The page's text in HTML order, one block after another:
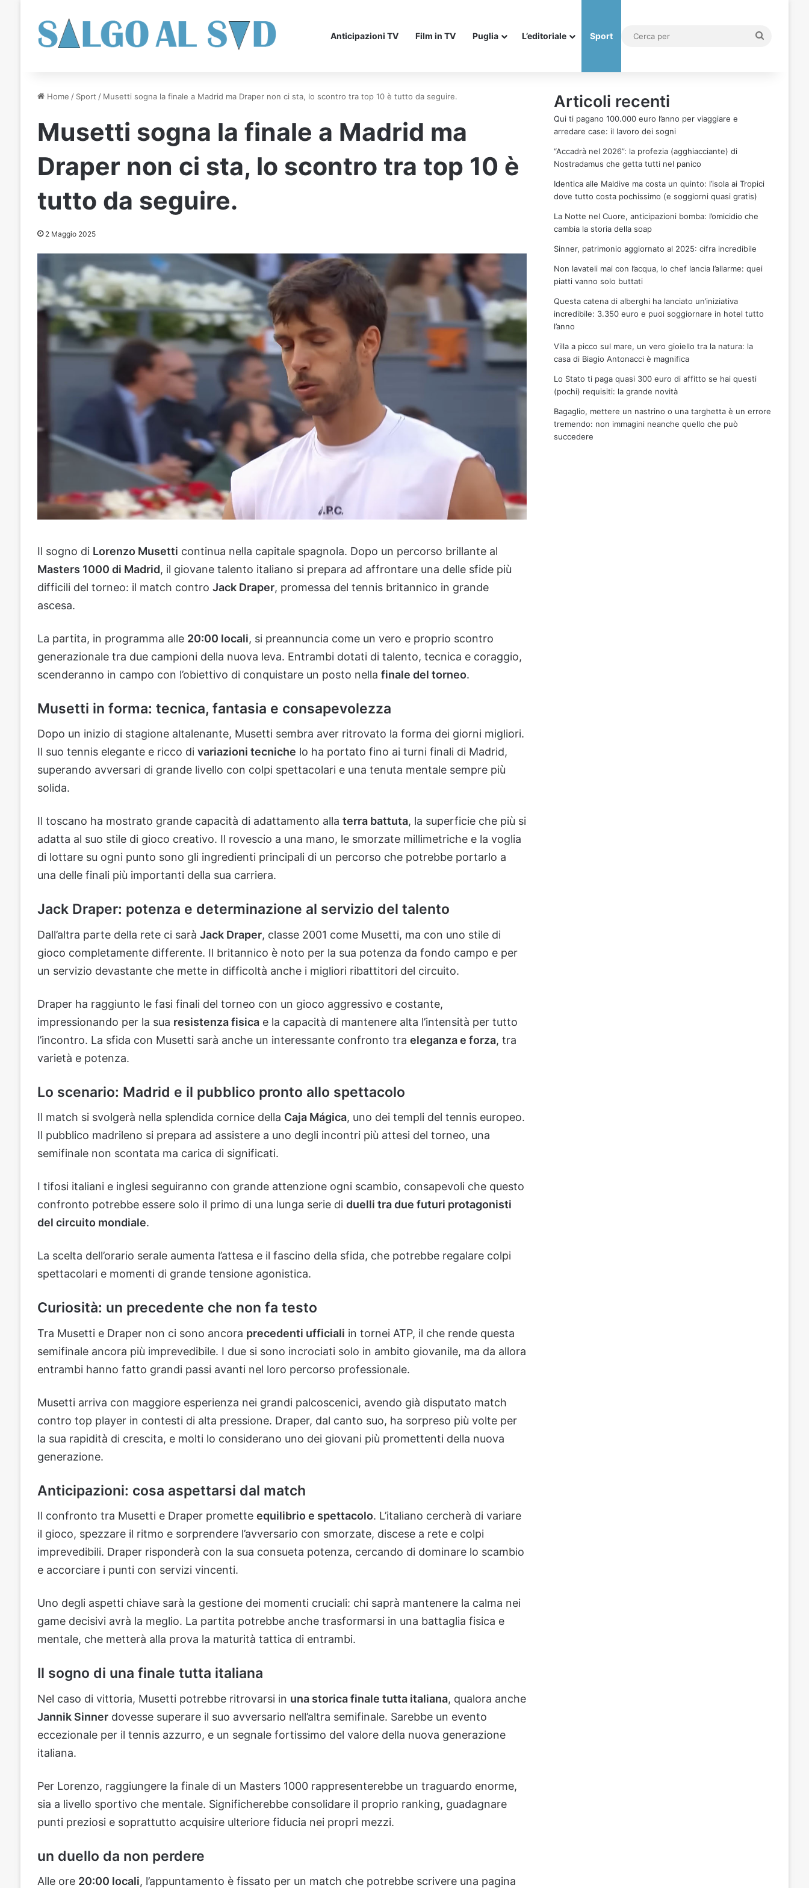
Anticipazioni TV Film in TV Puglia L’editoriale Sport
Cerca
Home / Sport / Musetti sogna la finale a Madrid ma Draper non ci sta, lo scontro tra top 10 è tutto da seguire.
Musetti sogna la finale a Madrid ma
Draper non ci sta, lo scontro tra top 10 è
tutto da seguire.
2 Maggio 2025
Il sogno di Lorenzo Musetti continua nella capitale spagnola. Dopo un percorso brillante al
Masters 1000 di Madrid, il giovane talento italiano si prepara ad affrontare una delle sfide più
difficili del torneo: il match contro Jack Draper, promessa del tennis britannico in grande
ascesa.
La partita, in programma alle 20:00 locali, si preannuncia come un vero e proprio scontro
generazionale tra due campioni della nuova leva. Entrambi dotati di talento, tecnica e coraggio,
scenderanno in campo con l’obiettivo di conquistare un posto nella finale del torneo.
Musetti in forma: tecnica, fantasia e consapevolezza
Dopo un inizio di stagione altalenante, Musetti sembra aver ritrovato la forma dei giorni migliori.
Il suo tennis elegante e ricco di variazioni tecniche lo ha portato fino ai turni finali di Madrid,
superando avversari di grande livello con colpi spettacolari e una tenuta mentale sempre più
solida.
Il toscano ha mostrato grande capacità di adattamento alla terra battuta, la superficie che più si
adatta al suo stile di gioco creativo. Il rovescio a una mano, le smorzate millimetriche e la voglia
di lottare su ogni punto sono gli ingredienti principali di un percorso che potrebbe portarlo a
una delle finali più importanti della sua carriera.
Jack Draper: potenza e determinazione al servizio del talento
Dall’altra parte della rete ci sarà Jack Draper, classe 2001 come Musetti, ma con uno stile di
gioco completamente differente. Il britannico è noto per la sua potenza da fondo campo e per
un servizio devastante che mette in difficoltà anche i migliori ribattitori del circuito.
Draper ha raggiunto le fasi finali del torneo con un gioco aggressivo e costante,
impressionando per la sua resistenza fisicae la capacità di mantenere alta l’intensità per tutto
l’incontro. La sfida con Musetti sarà anche un interessante confronto tra eleganza e forza, tra
varietà e potenza.
Lo scenario: Madrid e il pubblico pronto allo spettacolo
Il match si svolgerà nella splendida cornice della Caja Mágica, uno dei templi del tennis europeo.
Il pubblico madrileno si prepara ad assistere a uno degli incontri più attesi del torneo, una
semifinale non scontata ma carica di significati.
I tifosi italiani e inglesi seguiranno con grande attenzione ogni scambio, consapevoli che questo
confronto potrebbe essere solo il primo di una lunga serie di duelli tra due futuri protagonisti
del circuito mondiale.
La scelta dell’orario serale aumenta l’attesa e il fascino della sfida, che potrebbe regalare colpi
spettacolari e momenti di grande tensione agonistica.
Curiosità: un precedente che non fa testo
Tra Musetti e Draper non ci sono ancora precedenti ufficiali in tornei ATP, il che rende questa
semifinale ancora più imprevedibile. I due si sono incrociati solo in ambito giovanile, ma da allora
entrambi hanno fatto grandi passi avanti nel loro percorso professionale.
Musetti arriva con maggiore esperienza nei grandi palcoscenici, avendo già disputato match
contro top player in contesti di alta pressione. Draper, dal canto suo, ha sorpreso più volte per
la sua rapidità di crescita, e molti lo considerano uno dei giovani più promettenti della nuova
generazione.
Anticipazioni: cosa aspettarsi dal match
Il confronto tra Musetti e Draper promette equilibrio e spettacolo. L’italiano cercherà di variare
il gioco, spezzare il ritmo e sorprendere l’avversario con smorzate, discese a rete e colpi
imprevedibili. Draper risponderà con la sua consueta potenza, cercando di dominare lo scambio
e accorciare i punti con servizi vincenti.
Uno degli aspetti chiave sarà la gestione dei momenti cruciali: chi saprà mantenere la calma nei
game decisivi avrà la meglio. La partita potrebbe anche trasformarsi in una battaglia fisica e
mentale, che metterà alla prova la maturità tattica di entrambi.
Il sogno di una finale tutta italiana
Nel caso di vittoria, Musetti potrebbe ritrovarsi in una storica finale tutta italiana, qualora anche
Jannik Sinnerdovesse superare il suo avversario nell’altra semifinale. Sarebbe un evento
eccezionale per il tennis azzurro, e un segnale fortissimo del valore della nuova generazione
italiana.
Per Lorenzo, raggiungere la finale di un Masters 1000 rappresenterebbe un traguardo enorme,
sia a livello sportivo che mentale. Significherebbe consolidare il proprio ranking, guadagnare
punti preziosi e soprattutto acquisire ulteriore fiducia nei propri mezzi.
un duello da non perdere
Alle ore 20:00 locali, l’appuntamento è fissato per un match che potrebbe scrivere una pagina
Articoli recenti
Qui ti pagano 100.000 euro l’anno per viaggiare e
arredare case: il lavoro dei sogni
“Accadrà nel 2026”: la profezia (agghiacciante) di
Nostradamus che getta tutti nel panico
Identica alle Maldive ma costa un quinto: l’isola ai Tropici
dove tutto costa pochissimo (e soggiorni quasi gratis)
La Notte nel Cuore, anticipazioni bomba: l’omicidio che
cambia la storia della soap
Sinner, patrimonio aggiornato al 2025: cifra incredibile
Non lavateli mai con l’acqua, lo chef lancia l’allarme: quei
piatti vanno solo buttati
Questa catena di alberghi ha lanciato un’iniziativa
incredibile: 3.350 euro e puoi soggiornare in hotel tutto
l’anno
Villa a picco sul mare, un vero gioiello tra la natura: la
casa di Biagio Antonacci è magnifica
Lo Stato ti paga quasi 300 euro di affitto se hai questi
(pochi) requisiti: la grande novità
Bagaglio, mettere un nastrino o una targhetta è un errore
tremendo: non immagini neanche quello che può
succedere